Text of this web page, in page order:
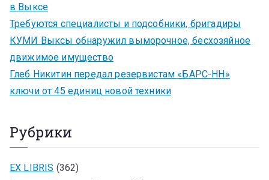
в Выксе
Требуются специалисты и подсобники, бригадиры
КУМИ Выксы обнаружил выморочное, бесхозяйное
движимое имущество
Глеб Никитин передал резервистам «БАРС-НН»
ключи от 45 единиц новой техники
Рубрики
EX LIBRIS (362)